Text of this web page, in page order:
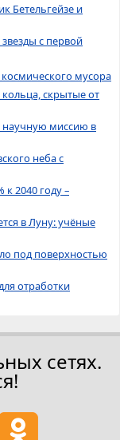
Бетельгейзе и
с первой
космического мусора
скрытые от
научную миссию в
неба с
к 2040 году –
в Луну: учёные
под поверхностью
отработки
сетях.